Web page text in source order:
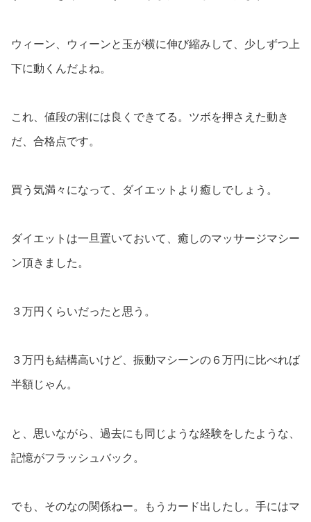
ウィーン、ウィーンと玉が横に伸び縮みして、少しずつ上
下に動くんだよね。
これ、値段の割には良くできてる。ツボを押さえた動き
だ、合格点です。
買う気満々になって、ダイエットより癒しでしょう。
ダイエットは一旦置いておいて、癒しのマッサージマシー
ン頂きました。
３万円くらいだったと思う。
３万円も結構高いけど、振動マシーンの６万円に比べれば
半額じゃん。
と、思いながら、過去にも同じような経験をしたような、
記憶がフラッシュバック。
でも、そのなの関係ねー。もうカード出したし。手にはマ